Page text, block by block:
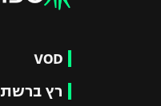
VOD
רץ ברשת